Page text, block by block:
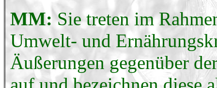
MM:Sie treten im
Umwelt- und
Äußerungen gegenüber